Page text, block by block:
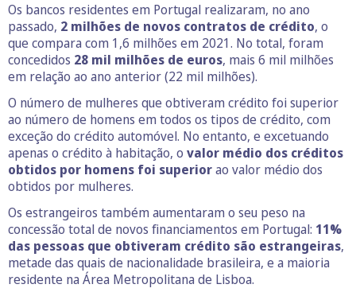
Os bancos residentes em Portugal realizaram, no ano
passado, 2 milhões de novos contratos de crédito, o
que compara com 1,6 milhões em 2021. No total, foram
concedidos 28 mil milhões de euros, mais 6 mil milhões
em relação ao ano anterior (22 mil milhões).
O número de mulheres que obtiveram crédito foi superior
ao número de homens em todos os tipos de crédito, com
exceção do crédito automóvel. No entanto, e excetuando
apenas o crédito à habitação, o valor médio dos créditos
obtidos por homens foi superiorao valor médio dos
obtidos por mulheres.
Os estrangeiros também aumentaram o seu peso na
concessão total de novos financiamentos em Portugal: 11%
das pessoas que obtiveram crédito são estrangeiras,
metade das quais de nacionalidade brasileira, e a maioria
residente na Área Metropolitana de Lisboa.